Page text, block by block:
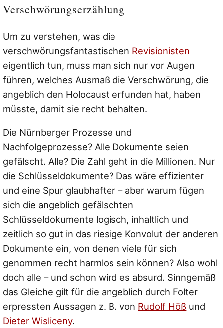
Verschwörungserzählung
Um zu verstehen, was die
verschwörungsfantastischen Revisionisten
eigentlich tun, muss man sich nur vor Augen
führen, welches Ausmaß die Verschwörung, die
angeblich den Holocaust erfunden hat, haben
müsste, damit sie recht behalten.
Die Nürnberger Prozesse und
Nachfolgeprozesse? Alle Dokumente seien
gefälscht. Alle? Die Zahl geht in die Millionen. Nur
die Schlüsseldokumente? Das wäre effizienter
und eine Spur glaubhafter – aber warum fügen
sich die angeblich gefälschten
Schlüsseldokumente logisch, inhaltlich und
zeitlich so gut in das riesige Konvolut der anderen
Dokumente ein, von denen viele für sich
genommen recht harmlos sein können? Also wohl
doch alle – und schon wird es absurd. Sinngemäß
das Gleiche gilt für die angeblich durch Folter
erpressten Aussagen z. B. von Rudolf Höß und
Dieter Wisliceny.